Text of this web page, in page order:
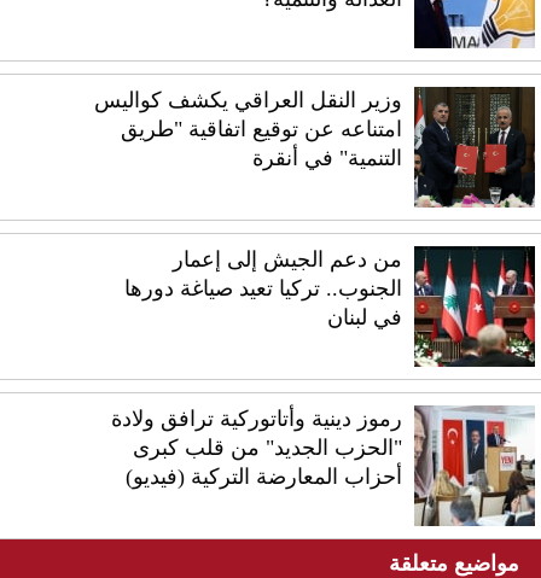
وزير النقل العراقي يكشف كواليس
امتناعه عن توقيع اتفاقية "طريق
التنمية" في أنقرة
من دعم الجيش إلى إعمار
الجنوب.. تركيا تعيد صياغة دورها
في لبنان
رموز دينية وأتاتوركية ترافق ولادة
"الحزب الجديد" من قلب كبرى
أحزاب المعارضة التركية (فيديو)
مواضيع متعلقة